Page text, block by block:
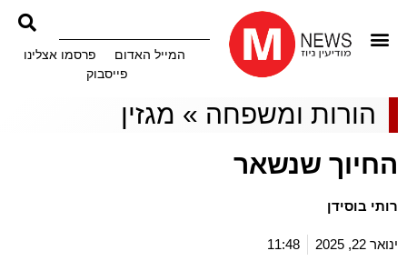
המייל האדום
פרסמו אצלינו
פייסבוק
הורות ומשפחה » מגזין
החיוך שנשאר
רותי בוסידן
ינואר 22, 2025 11:48